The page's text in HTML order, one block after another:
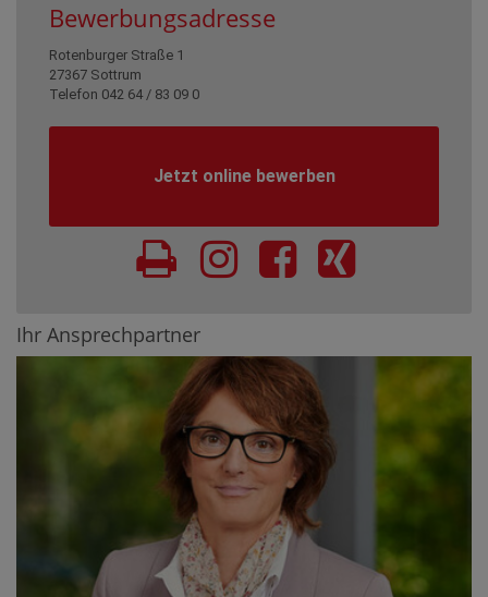
Bewerbungsadresse
Rotenburger Straße 1
27367 Sottrum
Telefon 042 64 / 83 09 0
Jetzt online bewerben
Ihr Ansprechpartner